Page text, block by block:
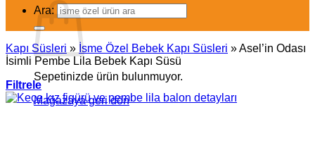
Sepetinizde ürün bulunmuyor.
Mağazaya geri dön
Ara:
Kapı Süsleri » İsme Özel Bebek Kapı Süsleri »Asel’in Odası
İsimli Pembe Lila Bebek Kapı Süsü
Filtrele